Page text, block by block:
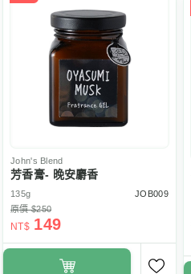
John's Blend
芳香膏- 晚安麝香
135g
JOB009
原價 $250
NT$ 149